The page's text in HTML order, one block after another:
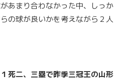
あまり合わなかった中、しっか
の球が良いかを考えながら２人
死二、三塁で昨季三冠王の山形